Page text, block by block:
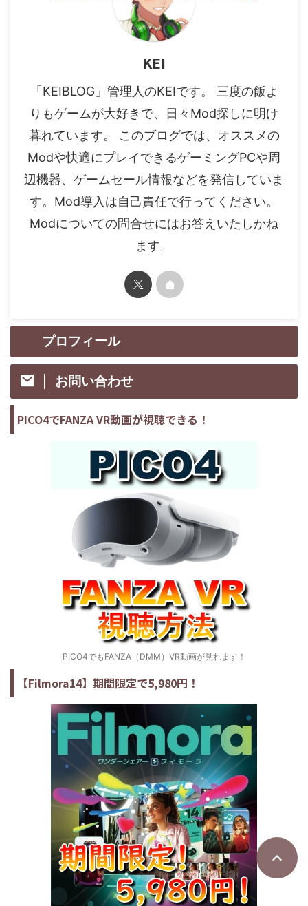
KEI
「KEIBLOG」管理人のKEIです。 三度の飯よ
りもゲームが大好きで、日々Mod探しに明け
暮れています。 このブログでは、オススメの
Modや快適にプレイできるゲーミングPCや周
辺機器、ゲームセール情報などを発信していま
す。Mod導入は自己責任で行ってください。
Modについての問合せにはお答えいたしかね
ます。
プロフィール
お問い合わせ
PICO4でFANZA VR動画が視聴できる！
PICO4でもFANZA（DMM）VR動画が見れます！
【Filmora14】期間限定で5,980円！